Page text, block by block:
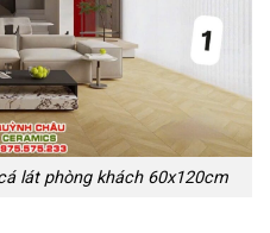
lát phòng khách 60x120cm